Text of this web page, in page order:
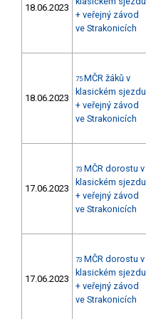
18.06.2023
+ veřejný závod
ve Strakonicích
18.06.2023
75 MČR žáků v
klasickém sjezdu
+ veřejný závod
ve Strakonicích
17.06.2023
73 MČR dorostu v
klasickém sjezdu
+ veřejný závod
ve Strakonicích
17.06.2023
73 MČR dorostu v
klasickém sjezdu
+ veřejný závod
ve Strakonicích